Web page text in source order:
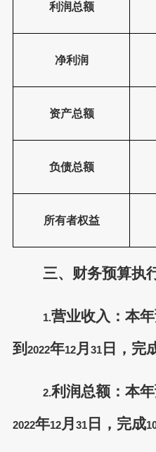
利润总额
净利润
资产总额
负债总额
所有者权益
三、财务预算执
1.营业收入：本
到 2022年12月 31日，完
2.利润总额：本
2022年12月 31日，完成